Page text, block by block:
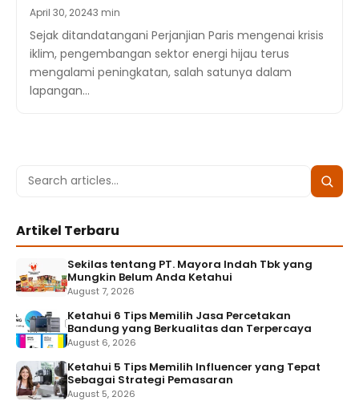
April 30, 20243 min
Sejak ditandatangani Perjanjian Paris mengenai krisis
iklim, pengembangan sektor energi hijau terus
mengalami peningkatan, salah satunya dalam
lapangan…
Search
Search
Artikel Terbaru
Sekilas tentang PT. Mayora Indah Tbk yang
Mungkin Belum Anda Ketahui
August 7, 2026
Ketahui 6 Tips Memilih Jasa Percetakan
Bandung yang Berkualitas dan Terpercaya
August 6, 2026
Ketahui 5 Tips Memilih Influencer yang Tepat
Sebagai Strategi Pemasaran
August 5, 2026